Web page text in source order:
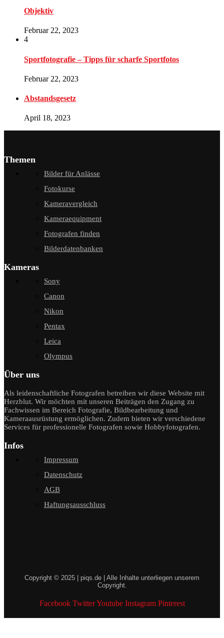
Objektiv
Februar 22, 2023
4
Sportfotografie – Tipps für scharfe Sportfotos
Februar 22, 2023
Abstandsgesetz
April 18, 2023
Themen
Bilder für Anlässe
Fotokurse
Kameravergleich
Kameraequipment
Fotografen finden
Bilderdatenbanken
Kameras
Sony
Canon
Nikon
Pentax
Leica
Olympus
Über uns
Als leidenschaftliche Fotografen betreiben wir diese Website mit
Herzblut. Wir möchten mit unseren Beiträgen den Zugang zu
Fachwissen im Bereich Fotografie, Bildbearbeitung und
Kameraausrüstung ermöglichen. Zudem bieten wir verschiedene
Services für professionelle Fotografen sowie Hobbyfotografen.
Infos
Impressum
Datenschutz
AGB
Haftungsausschluss
Copyright © 2025 | piqs.de | Alle Inhalte unterliegen unserem
Copyright.
Facebook Twitter Youtube Instagram Pinterest